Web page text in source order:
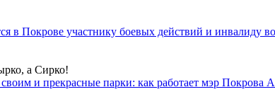
в Покрове участнику боевых действий и
а Сирко!
и прекрасные парки: как работает мэр Покрова